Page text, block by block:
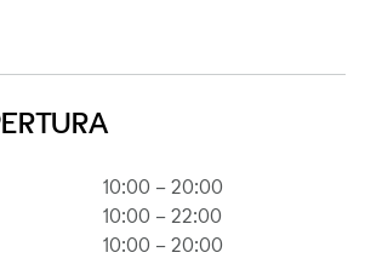
10:00 – 20:00
10:00 – 22:00
10:00 – 20:00